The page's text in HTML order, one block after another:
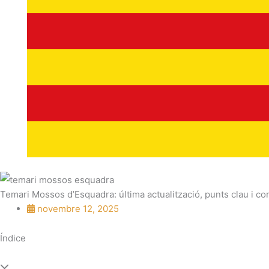
Temari Mossos d’Esquadra: última actualització, punts clau i
novembre 12, 2025
Índice